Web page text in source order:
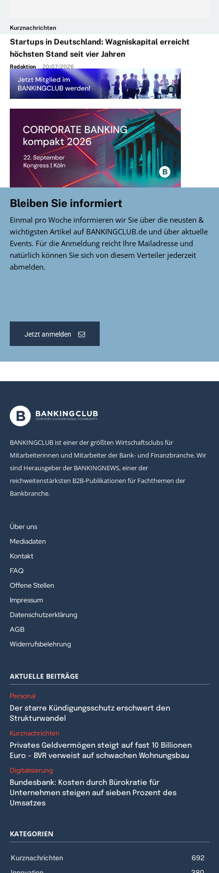
Kurznachrichten
Startups in Deutschland: Wagniskapital erreicht
höchsten Stand seit vier Jahren
Redaktion - 20/07/2026
Bleiben Sie informiert
Einmal pro Woche informieren wir Sie über die neusten &
wichtigsten Artikel auf BANKINGCLUB.de und über aktuelle
Events. Für die Anmeldung reicht Ihre Mailadresse und
natürlich können Sie sich von diesem Verteiler jederzeit
abmelden.
Jetzt anmelden
BANKINGCLUB ist einer der größten Wirtschaftsclubs für
Mitarbeiterinnen und Mitarbeiter der Bank- und Finanzbranche. Wir
sind Herausgeber der BANKINGNEWS, einer der
reichweitenstärksten B2B-Publikationen für Fachthemen der
Bankbranche.
Über uns
Mediadaten
Kontakt
FAQ
Offene Stellen
Impressum
Datenschutzerklärung
AGB
Widerrufsbelehrung
AKTUELLE BEITRÄGE
Personal
Der starre Kündigungsschutz erschwert den
Strukturwandel
Kurznachrichten
Privates Geldvermögen steigt auf fast 10 Billionen
Euro – BVR verweist auf schwachen Wohnungsbau
Digitalisierung
Bundesbank: Kosten durch Bürokratie für
Unternehmen steigen auf sieben Prozent des
Umsatzes
KATEGORIEN
Kurznachrichten
692